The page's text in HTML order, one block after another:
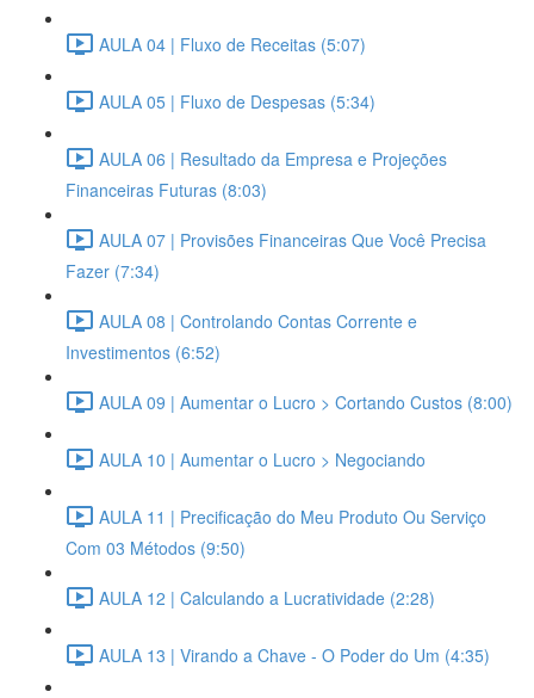
AULA 04 | Fluxo de Receitas (5:07)
AULA 05 | Fluxo de Despesas (5:34)
AULA 06 | Resultado da Empresa e Projeções
Financeiras Futuras (8:03)
AULA 07 | Provisões Financeiras Que Você Precisa
Fazer (7:34)
AULA 08 | Controlando Contas Corrente e
Investimentos (6:52)
AULA 09 | Aumentar o Lucro > Cortando Custos (8:00)
AULA 10 | Aumentar o Lucro > Negociando
AULA 11 | Precificação do Meu Produto Ou Serviço
Com 03 Métodos (9:50)
AULA 12 | Calculando a Lucratividade (2:28)
AULA 13 | Virando a Chave - O Poder do Um (4:35)